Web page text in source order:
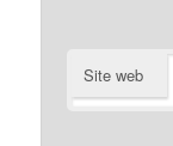
Site web